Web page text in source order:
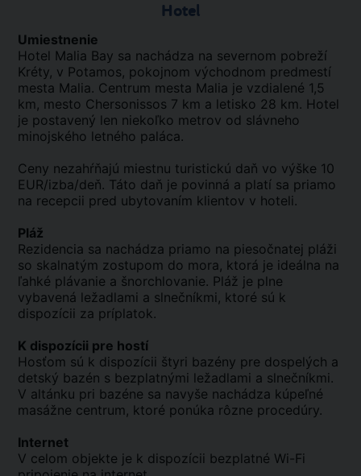
Hotel
Umiestnenie
Hotel Malia Bay sa nachádza na severnom pobreží
Kréty, v Potamos, pokojnom východnom predmestí
mesta Malia. Centrum mesta Malia je vzdialené 1,5
km, mesto Chersonissos 7 km a letisko 28 km. Hotel
je postavený len niekoľko metrov od slávneho
minojského letného paláca.
Ceny nezahŕňajú miestnu turistickú daň vo výške 10
EUR/izba/deň. Táto daň je povinná a platí sa priamo
na recepcii pred ubytovaním klientov v hoteli.
Pláž
Rezidencia sa nachádza priamo na piesočnatej pláži
so skalnatým zostupom do mora, ktorá je ideálna na
ľahké plávanie a šnorchlovanie. Pláž je plne
vybavená ležadlami a slnečníkmi, ktoré sú k
dispozícii za príplatok.
K dispozícii pre hostí
Hosťom sú k dispozícii štyri bazény pre dospelých a
detský bazén s bezplatnými ležadlami a slnečníkmi.
V altánku pri bazéne sa navyše nachádza kúpeľné
masážne centrum, ktoré ponúka rôzne procedúry.
Internet
V celom objekte je k dispozícii bezplatné Wi-Fi